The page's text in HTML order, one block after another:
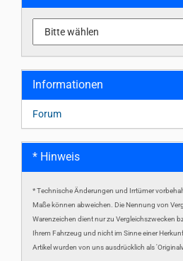
Informationen
Forum
* Hinweis
* Technische Änderungen und Irrtümer
Maße können abweichen. Die Nennung von
Warenzeichen dient nur zu Vergleichszwecken
Ihrem Fahrzeug und nicht im Sinne einer
Artikel wurden von uns ausdrücklich als